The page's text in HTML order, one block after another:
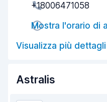
Rapidità del ritiro
Rapidità della riconsegna
Pulizia del veicolo
Condizioni dell'auto
+18006471058
Mostra l'orario di
Visualizza più dettagli
Astralis